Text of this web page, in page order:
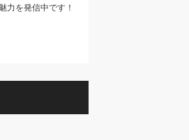
力を発信中です！